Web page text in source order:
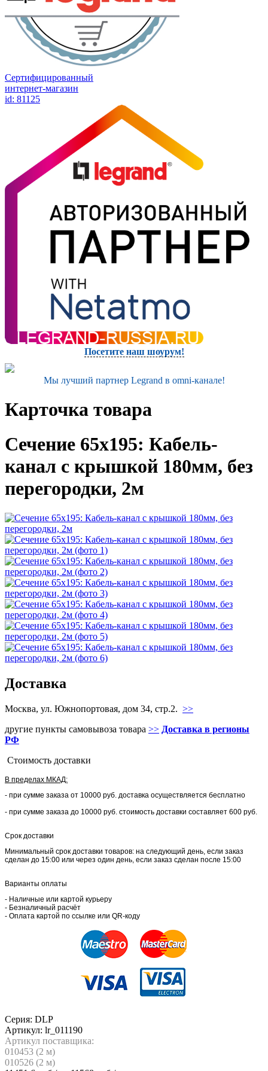
Сертифицированный
интернет-магазин
id: 81125
Посетите наш шоурум!
Мы лучший партнер Legrand в omni-канале!
Карточка товара
Сечение 65х195: Кабель-
канал с крышкой 180мм, без
перегородки, 2м
Доставка
Москва, ул. Южнопортовая, дом 34, стр.2. >>
другие пункты самовывоза товара >> Доставка в регионы
РФ
Стоимость доставки
В пределах МКАД:
- при сумме заказа от 10000 руб. доставка осуществляется бесплатно
- при сумме заказа до 10000 руб. стоимость доставки составляет 600 руб.
Срок доставки
Минимальный срок доставки товаров: на следующий день, если заказ
сделан до 15:00 или через один день, если заказ сделан после 15:00
Варианты оплаты
- Наличные или картой курьеру
- Безналичный расчёт
- Оплата картой по ссылке или QR-коду
Серия: DLP
Артикул: lr_011190
Артикул поставщика:
010453 (2 м)
010526 (2 м)